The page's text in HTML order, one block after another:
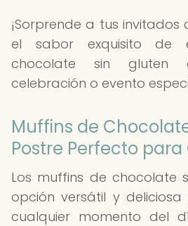
¡Sorprende a tus
el sabor exquisito de
chocolate sin gluten
celebración o evento
Muffins de
Postre Perfecto
Los muffins de chocolate
opción versátil y
cualquier momento del